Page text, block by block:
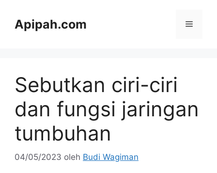
Apipah.com Menu
Sebutkan ciri-ciri
dan fungsi jaringan
tumbuhan
04/05/2023 oleh Budi Wagiman